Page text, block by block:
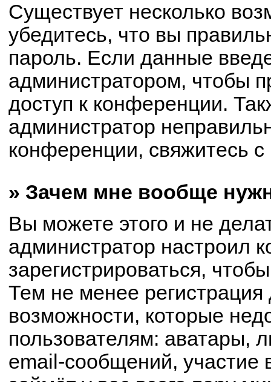
Существует несколько
убедитесь, что вы
пароль. Если данные
администратором, чтобы
доступ к конференции.
администратор
конференции, свяжитесь
» Зачем мне вообще
Вы можете этого и не
администратор настроил
зарегистрироваться,
Тем не менее
возможности, которые
пользователям: аватары,
email-сообщений, участие